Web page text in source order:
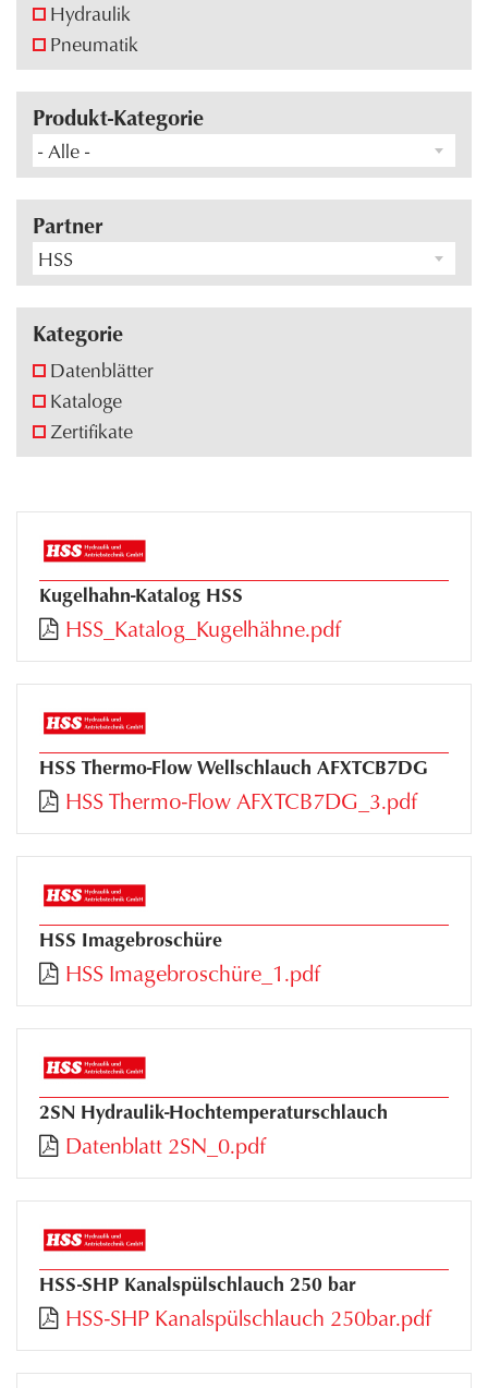
Hydraulik
Pneumatik
Produkt-Kategorie
- Alle -
Partner
HSS
Kategorie
Datenblätter
Kataloge
Zertifikate
Kugelhahn-Katalog HSS
HSS_Katalog_Kugelhähne.pdf
HSS Thermo-Flow Wellschlauch AFXTCB7DG
HSS Thermo-Flow AFXTCB7DG_3.pdf
HSS Imagebroschüre
HSS Imagebroschüre_1.pdf
2SN Hydraulik-Hochtemperaturschlauch
Datenblatt 2SN_0.pdf
HSS-SHP Kanalspülschlauch 250 bar
HSS-SHP Kanalspülschlauch 250bar.pdf